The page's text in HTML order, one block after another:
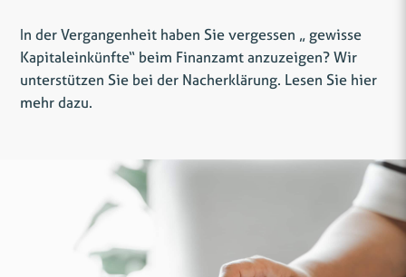
In der Vergangenheit haben Sie vergessen „ gewisse
Kapitaleinkünfte“ beim Finanzamt anzuzeigen? Wir
unterstützen Sie bei der Nacherklärung. Lesen Sie hier
mehr dazu.